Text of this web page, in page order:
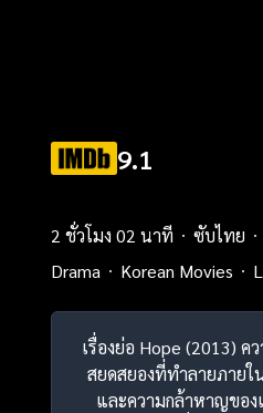
9.1
2 ชั่วโมง 02 นาที
ซับไทย
Drama
Korean Movies
เรื่องย่อ Hope (2013)
สยดสยองที่ทำลายภาย
และความกล้าหาญของ